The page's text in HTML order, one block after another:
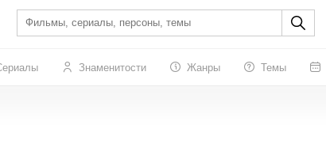
Знаменитости Жанры Темы